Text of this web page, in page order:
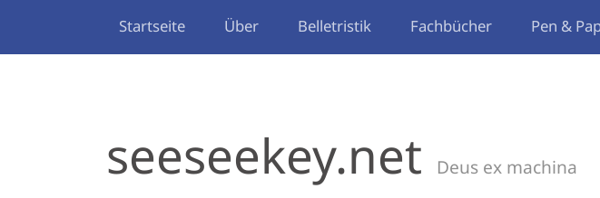
Startseite Über Belletristik Fachbücher Pen &
seeseekey.net Deus ex machina